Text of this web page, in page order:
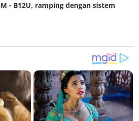
- B12U, ramping dengan sistem